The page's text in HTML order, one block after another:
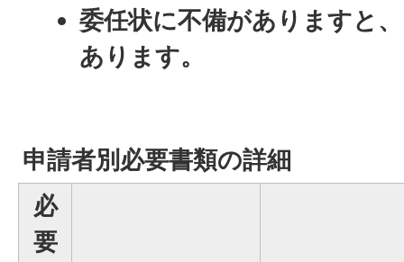
委任状に不備がありますと
あります。
申請者別必要書類の詳細
必
要